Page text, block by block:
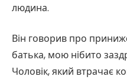
людина.
Він говорив про
батька, мою нібито
Чоловік, який втрачає